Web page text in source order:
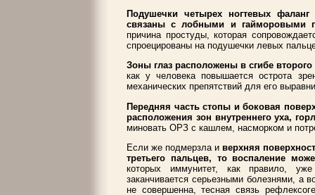
Подушечки четырех ногтевых
связаны с лобными и гайморовыми
причина простуды, которая
спроецированы на подушечки левых
Зоны глаз расположены в сгибе второго
как у человека повышается острота
механических препятствий для его
Передняя часть стопы и боковая
расположения зон внутреннего уха,
миновать ОРЗ с кашлем, насморком и
Если же подмерзла и верхняя
третьего пальцев, то воспаление
которых иммунитет, как правило,
заканчивается серьезными болезнями, а
не совершенна, тесная связь